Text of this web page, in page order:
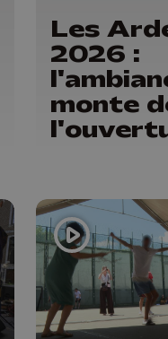
Les
2026 :
monte